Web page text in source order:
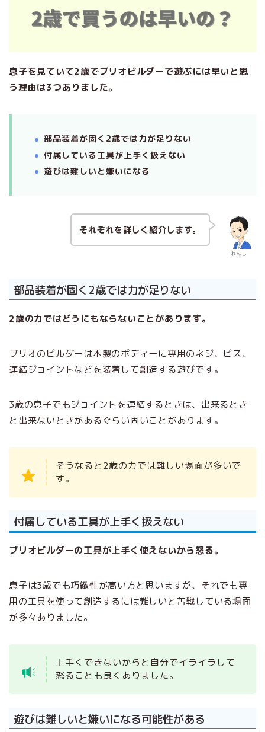
息子を見ていて2歳でブリオビルダーで遊ぶには早いと思
う理由は3つありました。
部品装着が固く2歳では力が足りない
付属している工具が上手く扱えない
遊びは難しいと嫌いになる
れんし
それぞれを詳しく紹介します。
部品装着が固く2歳では力が足りない
2歳の力ではどうにもならないことがあります。
ブリオのビルダーは木製のボディーに専用のネジ、ビス、
連結ジョイントなどを装着して創造する遊びです。
3歳の息子でもジョイントを連結するときは、出来るとき
と出来ないときがあるぐらい固いことがあります。
そうなると2歳の力では難しい場面が多いで
す。
付属している工具が上手く扱えない
ブリオビルダーの工具が上手く使えないから怒る。
息子は3歳でも巧緻性が高い方と思いますが、それでも専
用の工具を使って創造するには難しいと苦戦している場面
が多々ありました。
上手くできないからと自分でイライラして
怒ることも良くありました。
遊びは難しいと嫌いになる可能性がある